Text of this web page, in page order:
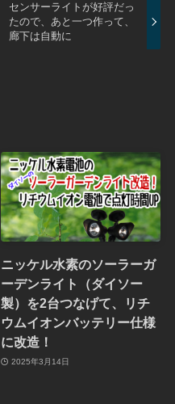
センサーライトが好評だっ
たので、あと一つ作って、
廊下は自動に
ニッケル水素のソーラーガ
ーデンライト（ダイソー
製）を2台つなげて、リチ
ウムイオンバッテリー仕様
に改造！
2025年3月14日